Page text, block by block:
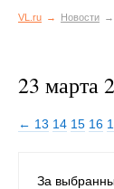
VL.ru Новости
23 марта
← 13 14 15 16
За